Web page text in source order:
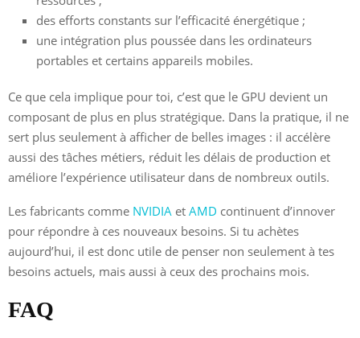
des efforts constants sur l’efficacité énergétique ;
une intégration plus poussée dans les ordinateurs
portables et certains appareils mobiles.
Ce que cela implique pour toi, c’est que le GPU devient un
composant de plus en plus stratégique. Dans la pratique, il ne
sert plus seulement à afficher de belles images : il accélère
aussi des tâches métiers, réduit les délais de production et
améliore l’expérience utilisateur dans de nombreux outils.
Les fabricants comme NVIDIA et AMD continuent d’innover
pour répondre à ces nouveaux besoins. Si tu achètes
aujourd’hui, il est donc utile de penser non seulement à tes
besoins actuels, mais aussi à ceux des prochains mois.
FAQ